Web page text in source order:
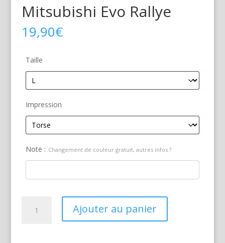
Mitsubishi Evo Rallye
19,90€
Taille
Impression
Note : Changement de couleur gratuit, autres infos ?
Ajouter au panier